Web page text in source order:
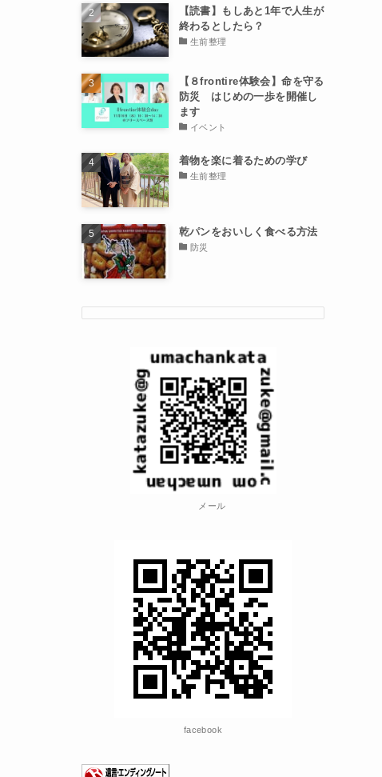
【読書】もしあと1年で人生が
終わるとしたら？
生前整理
【８frontire体験会】命を守る
防災 はじめの一歩を開催し
ます
イベント
着物を楽に着るための学び
生前整理
乾パンをおいしく食べる方法
防災
メール
facebook